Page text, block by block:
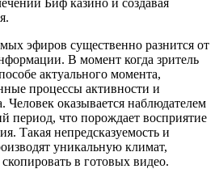
эфиров существенно разнится от
В момент когда зритель
актуального момента,
процессы активности и
Человек оказывается наблюдателем
период, что порождает восприятие
Такая непредсказуемость и
уникальную климат,
в готовых видео.